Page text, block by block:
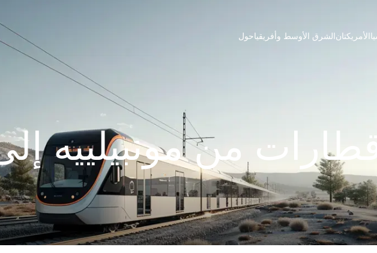
الأمريكتان الشرق الأوسط وأفريقياحول
قطارات من مونبيلييه